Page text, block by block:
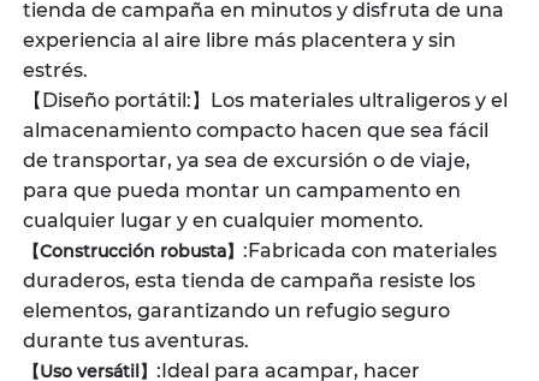
tienda de campaña en minutos y disfruta de una
experiencia al aire libre más placentera y sin
estrés.
【Diseño portátil:】Los materiales ultraligeros y el
almacenamiento compacto hacen que sea fácil
de transportar, ya sea de excursión o de viaje,
para que pueda montar un campamento en
cualquier lugar y en cualquier momento.
【Construcción robusta】 :Fabricada con materiales
duraderos, esta tienda de campaña resiste los
elementos, garantizando un refugio seguro
durante tus aventuras.
【Uso versátil】 :Ideal para acampar, hacer